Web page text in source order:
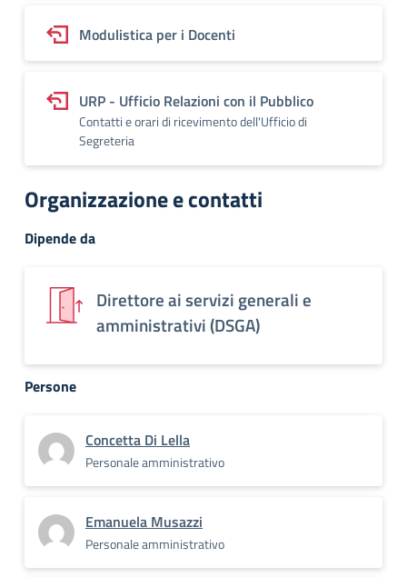
Modulistica per i Docenti
URP - Ufficio Relazioni con il Pubblico
Contatti e orari di ricevimento dell'Ufficio di
Segreteria
Organizzazione e contatti
Dipende da
Direttore ai servizi generali e
amministrativi (DSGA)
Persone
Concetta Di Lella
Personale amministrativo
Emanuela Musazzi
Personale amministrativo